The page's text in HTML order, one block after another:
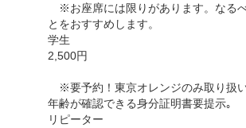
※お座席には限りがあります。なる
とをおすすめします。
学生
2,500円
※要予約！東京オレンジのみ取り扱
年齢が確認できる身分証明書要提示｡
リピーター